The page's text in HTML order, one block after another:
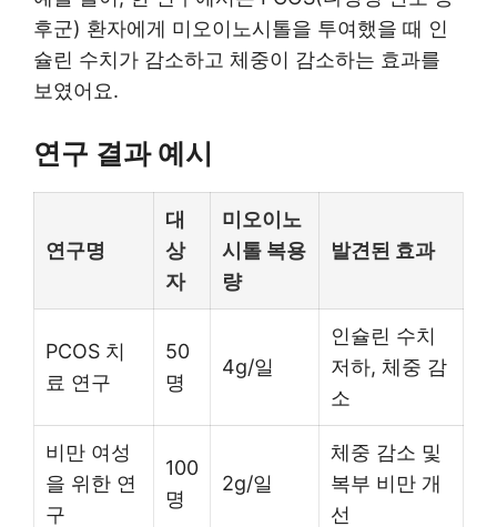
후군) 환자에게 미오이노시톨을 투여했을 때 인
슐린 수치가 감소하고 체중이 감소하는 효과를
보였어요.
연구 결과 예시
연구명
대
상
자
미오이노
시톨 복용
량
발견된 효과
PCOS 치
료 연구
50
명
4g/일
인슐린 수치
저하, 체중 감
소
비만 여성
을 위한 연
구
100
명
2g/일
체중 감소 및
복부 비만 개
선